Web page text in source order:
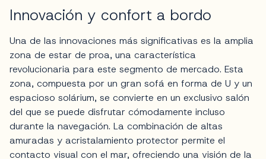
Innovación y confort a bordo
Una de las innovaciones más significativas es la amplia
zona de estar de proa, una característica
revolucionaria para este segmento de mercado. Esta
zona, compuesta por un gran sofá en forma de U y un
espacioso solárium, se convierte en un exclusivo salón
del que se puede disfrutar cómodamente incluso
durante la navegación. La combinación de altas
amuradas y acristalamiento protector permite el
contacto visual con el mar, ofreciendo una visión de la